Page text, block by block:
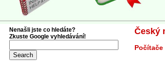
Český
Nenašli jste co hledáte?
Zkuste Google vyhledávání!